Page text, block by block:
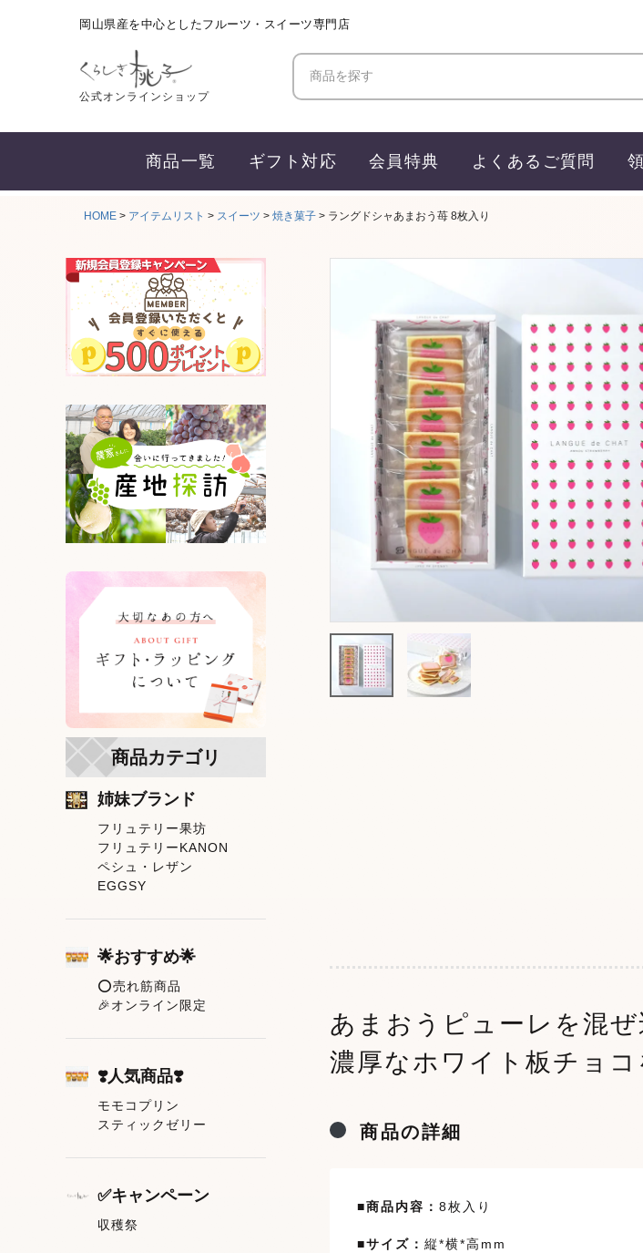
岡山県産を中心としたフルーツ・スイーツ専門店
公式オンラインショップ
商品を探す
商品一覧 ギフト対応 会員特典 よくあるご質問
HOME アイテムリスト スイーツ 焼き菓子 ラングドシャあまおう苺 8枚入り
商品カテゴリ
姉妹ブランド
フリュテリー果坊
フリュテリーKANON
ペシュ・レザン
EGGSY
🌟おすすめ🌟
⭕売れ筋商品
🎉オンライン限定
❣️人気商品❣️
モモコプリン
スティックゼリー
✅キャンペーン
収穫祭
あまおうピューレを混
濃厚なホワイト板チョコ
商品の詳細
■商品内容： 8枚入り
■サイズ： 縦*横*高mm